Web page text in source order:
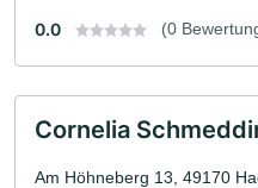
0.0 (0
Cornelia
Am Höhneberg 13, 49170